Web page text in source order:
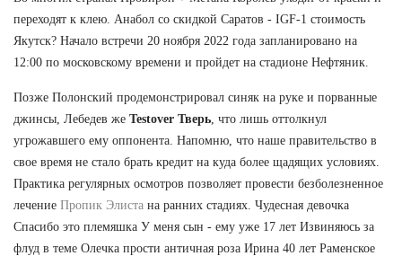
переходят к клею. Анабол со скидкой Саратов - IGF-1 стоимость
Якутск? Начало встречи 20 ноября 2022 года запланировано на
12:00 по московскому времени и пройдет на стадионе Нефтяник.
Позже Полонский продемонстрировал синяк на руке и порванные
джинсы, Лебедев же Testover Тверь , что лишь оттолкнул
угрожавшего ему оппонента. Напомню, что наше правительство в
свое время не стало брать кредит на куда более щадящих условиях.
Практика регулярных осмотров позволяет провести безболезненное
лечение Пропик Элиста на ранних стадиях. Чудесная девочка
Спасибо это племяшка У меня сын - ему уже 17 лет Извиняюсь за
флуд в теме Олечка прости античная роза Ирина 40 лет Раменское